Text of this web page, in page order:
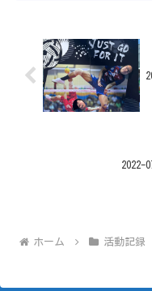
2022-
ホーム 活動記録